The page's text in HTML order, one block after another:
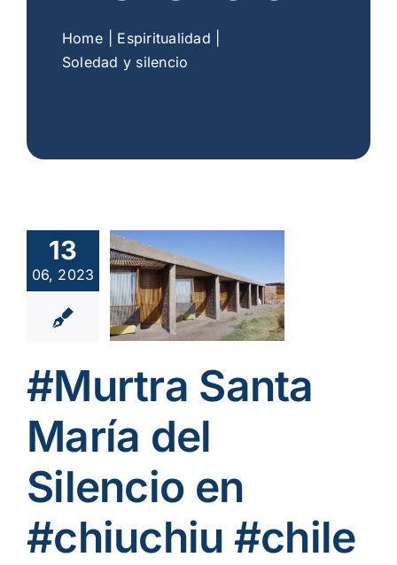
Home
Espiritualidad
Soledad y silencio
13
06, 2023
María
Vídeos
#Murtra Santa
María del
Silencio en
#chiuchiu #chile